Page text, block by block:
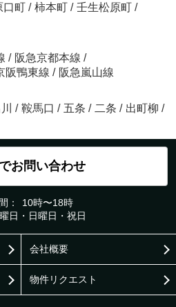
口町 / 柿本町 / 壬生松原町 /
/ 阪急京都本線 /
阪鴨東線 / 阪急嵐山線
/ 鞍馬口 / 五条 / 二条 / 出町柳 /
お問い合わせ
：
10時〜18時
日・日曜日・祝日
会社概要
物件リクエスト